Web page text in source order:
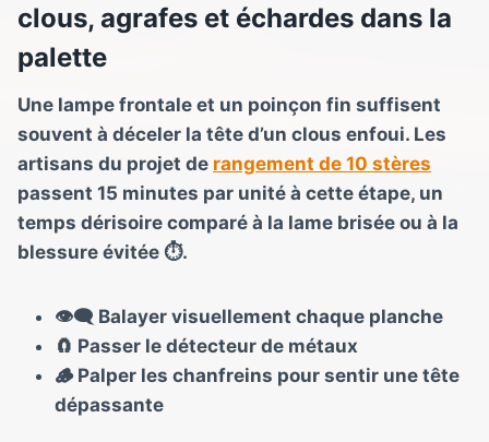
clous, agrafes et échardes dans la
palette
Une lampe frontale et un poinçon fin suffisent
souvent à déceler la tête d’un clous enfoui. Les
artisans du projet de rangement de 10 stères
passent 15 minutes par unité à cette étape, un
temps dérisoire comparé à la lame brisée ou à la
blessure évitée ⏱️.
👁️‍🗨️ Balayer visuellement chaque planche
🧲 Passer le détecteur de métaux
🪵 Palper les chanfreins pour sentir une tête
dépassante